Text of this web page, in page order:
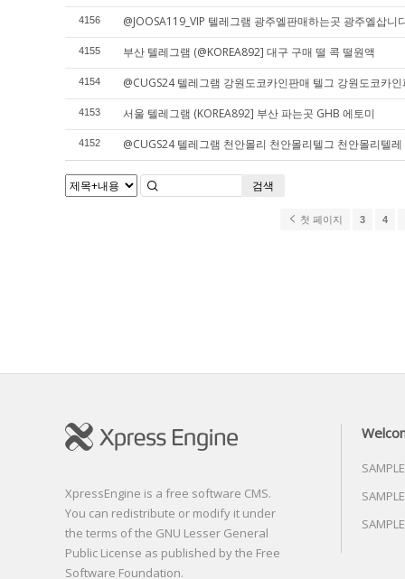
4156 @JOOSA119_VIP 텔레그램 광주엘판매하는곳 광주엘삽니
4155 부산 텔레그램 (@KOREA892] 대구 구매 떨 콕 떨원액
4154 @CUGS24 텔레그램 강원도코카인판매 텔그 강원도코카
4153 서울 텔레그램 (KOREA892] 부산 파는곳 GHB 에토미
4152 @CUGS24 텔레그램 천안몰리 천안몰리텔그 천안몰리텔레
검색
첫 페이지 3 4
XpressEngine is a free software CMS.
You can redistribute or modify it under
the terms of the GNU Lesser General
Public License as published by the Free
Software Foundation.